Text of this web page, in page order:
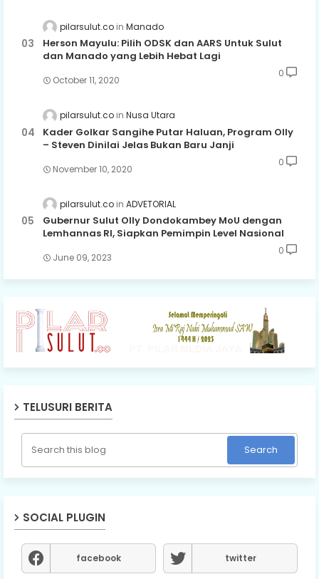
pilarsulut.co Manado
Herson Mayulu: Pilih ODSK dan AARS Untuk Sulut
dan Manado yang Lebih Hebat Lagi
October 11, 2020
0
pilarsulut.co Nusa Utara
Kader Golkar Sangihe Putar Haluan, Program Olly
– Steven Dinilai Jelas Bukan Baru Janji
November 10, 2020
0
pilarsulut.co ADVETORIAL
Gubernur Sulut Olly Dondokambey MoU dengan
Lemhannas RI, Siapkan Pemimpin Level Nasional
June 09, 2023
0
TELUSURI BERITA
SOCIAL PLUGIN
facebook twitter